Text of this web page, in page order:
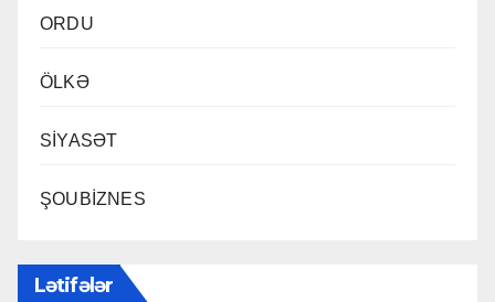
ORDU
ÖLKƏ
SİYASƏT
ŞOUBİZNES
Lətifələr